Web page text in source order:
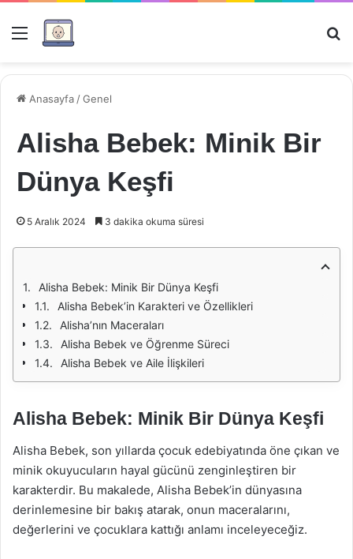
Menü
Anasayfa /Genel
Alisha Bebek: Minik Bir
Dünya Keşfi
5 Aralık 2024 3 dakika okuma süresi
Alisha Bebek: Minik Bir Dünya Keşfi
Alisha Bebek’in Karakteri ve Özellikleri
Alisha’nın Maceraları
Alisha Bebek ve Öğrenme Süreci
Alisha Bebek ve Aile İlişkileri
Alisha Bebek: Minik Bir Dünya Keşfi
Alisha Bebek, son yıllarda çocuk edebiyatında öne çıkan ve
minik okuyucuların hayal gücünü zenginleştiren bir
karakterdir. Bu makalede, Alisha Bebek’in dünyasına
derinlemesine bir bakış atarak, onun maceralarını,
değerlerini ve çocuklara kattığı anlamı inceleyeceğiz.